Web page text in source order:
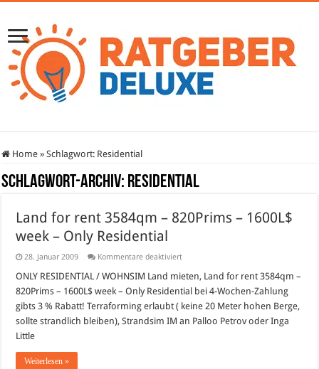
Home » Schlagwort: Residential
Schlagwort-Archiv: Residential
Land for rent 3584qm – 820Prims – 1600L$
week – Only Residential
28. Januar 2009 Kommentare deaktiviertfür
for
3584qm
–
820Prims
–
ONLY RESIDENTIAL / WOHNSIM Land mieten, Land for rent 3584qm –
820Prims – 1600L$ week – Only Residential bei 4-Wochen-Zahlung
gibts 3 % Rabatt! Terraforming erlaubt ( keine 20 Meter hohen Berge,
sollte strandlich bleiben), Strandsim IM an Palloo Petrov oder Inga
Little
Weiterlesen »